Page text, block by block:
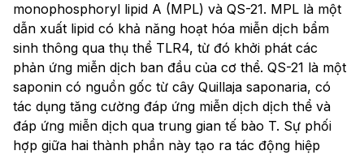
monophosphoryl lipid A (MPL) và QS-21. MPL là một
dẫn xuất lipid có khả năng hoạt hóa miễn dịch bẩm
sinh thông qua thụ thể TLR4, từ đó khởi phát các
phản ứng miễn dịch ban đầu của cơ thể. QS-21 là một
saponin có nguồn gốc từ cây Quillaja saponaria, có
tác dụng tăng cường đáp ứng miễn dịch dịch thể và
đáp ứng miễn dịch qua trung gian tế bào T. Sự phối
hợp giữa hai thành phần này tạo ra tác động hiệp